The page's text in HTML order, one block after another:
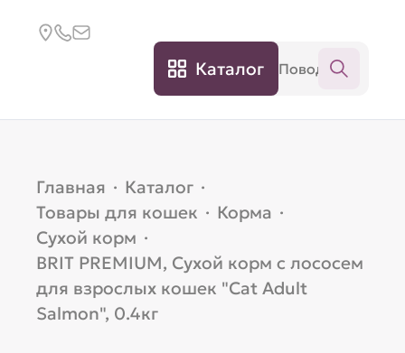
Каталог
Главная · Каталог ·
Товары для кошек · Корма ·
Сухой корм ·
BRIT PREMIUM, Сухой корм с лососем
для взрослых кошек "Cat Adult
Salmon", 0.4кг